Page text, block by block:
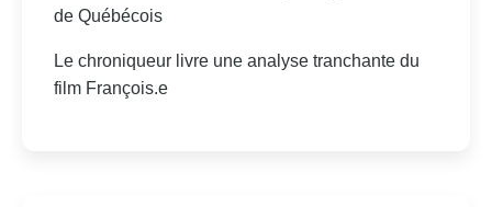
de Québécois
Le chroniqueur livre une analyse tranchante du
film François.e